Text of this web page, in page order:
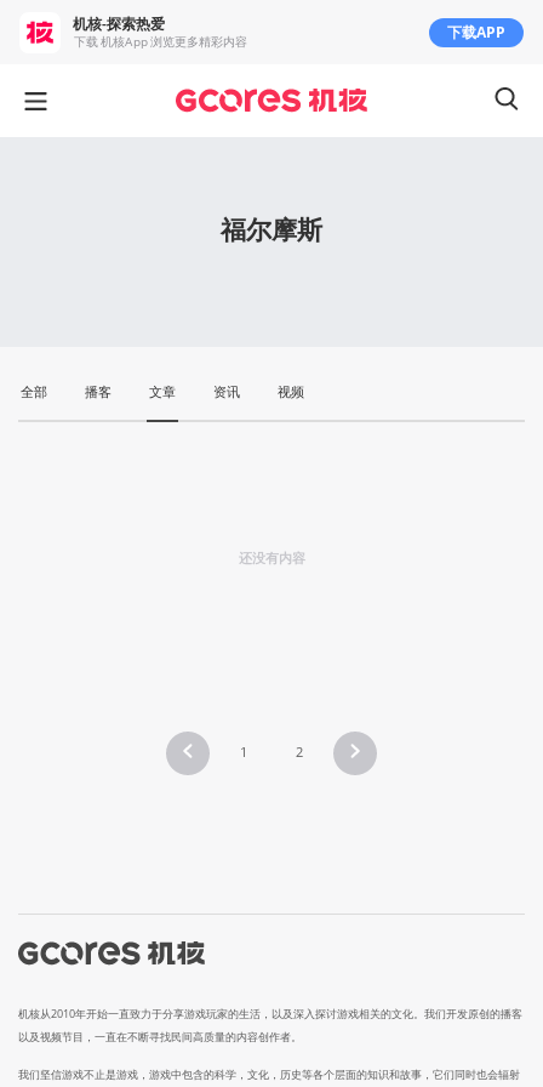
福尔摩斯
全部 播客 文章 资讯 视频
还没有内容
1 2
机核从2010年开始一直致力于分享游戏玩家的生活，以及深入探讨游戏相关的文化。我们开发原创的播客
以及视频节目，一直在不断寻找民间高质量的内容创作者。
我们坚信游戏不止是游戏，游戏中包含的科学，文化，历史等各个层面的知识和故事，它们同时也会辐射
机核-探索热爱
下载 机核App 浏览更多精彩内容 下载APP